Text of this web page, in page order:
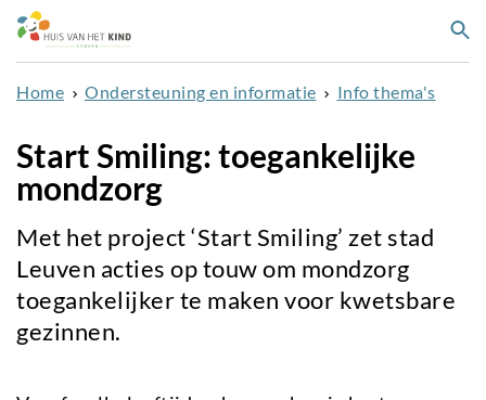
Overslaan
en
naar
de
gaan
Home Ondersteuning en informatie Info thema's
Start Smiling: toegankelijke
mondzorg
Met het project ‘Start Smiling’ zet stad
Leuven acties op touw om mondzorg
toegankelijker te maken voor kwetsbare
gezinnen.